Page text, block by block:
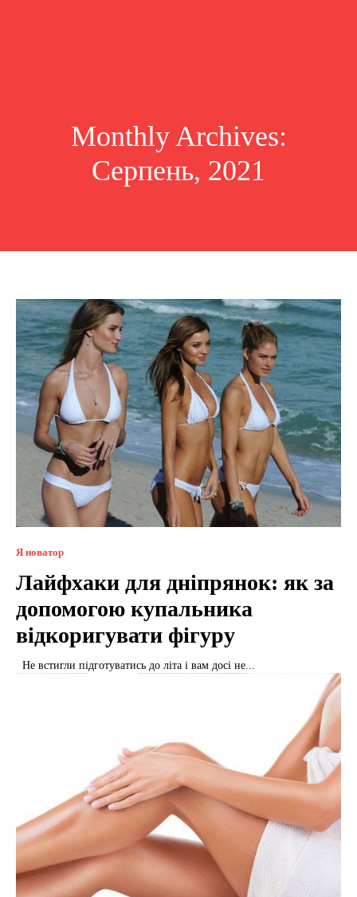
Monthly Archives:
Серпень, 2021
Я новатор
Лайфхаки для дніпрянок: як за
допомогою купальника
відкоригувати фігуру
Не встигли підготуватись до літа і вам досі не...